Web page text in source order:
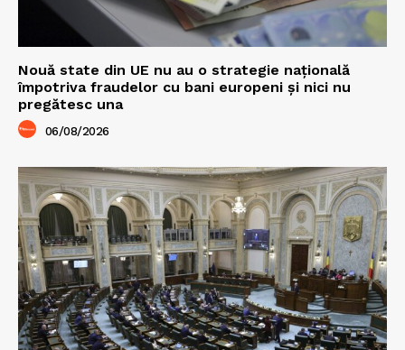
Nouă state din UE nu au o strategie națională
împotriva fraudelor cu bani europeni și nici nu
pregătesc una
06/08/2026